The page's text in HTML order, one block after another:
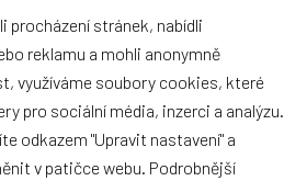
N005
Skladem 10 ks
399 Kč
procházení stránek, nabídli
reklamu a mohli anonymně
využíváme soubory cookies, které
pro sociální média, inzerci a analýzu.
odkazem "Upravit nastavení" a
v patičce webu. Podrobnější